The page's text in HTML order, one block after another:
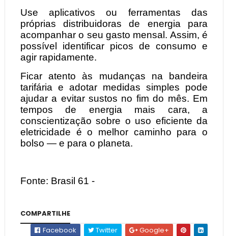
Use aplicativos ou ferramentas das
próprias distribuidoras de energia para
acompanhar o seu gasto mensal. Assim, é
possível identificar picos de consumo e
agir rapidamente.
Ficar atento às mudanças na bandeira
tarifária e adotar medidas simples pode
ajudar a evitar sustos no fim do mês. Em
tempos de energia mais cara, a
conscientização sobre o uso eficiente da
eletricidade é o melhor caminho para o
bolso — e para o planeta.
Fonte: Brasil 61 -
COMPARTILHE
Facebook
Twitter Google+